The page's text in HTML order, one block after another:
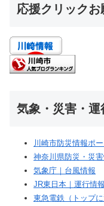
応援クリック
気象・災害・運
川崎市防災情報ポ
神奈川県防災・災
気象庁｜台風情報
JR東日本｜運行情
東急電鉄（トップに